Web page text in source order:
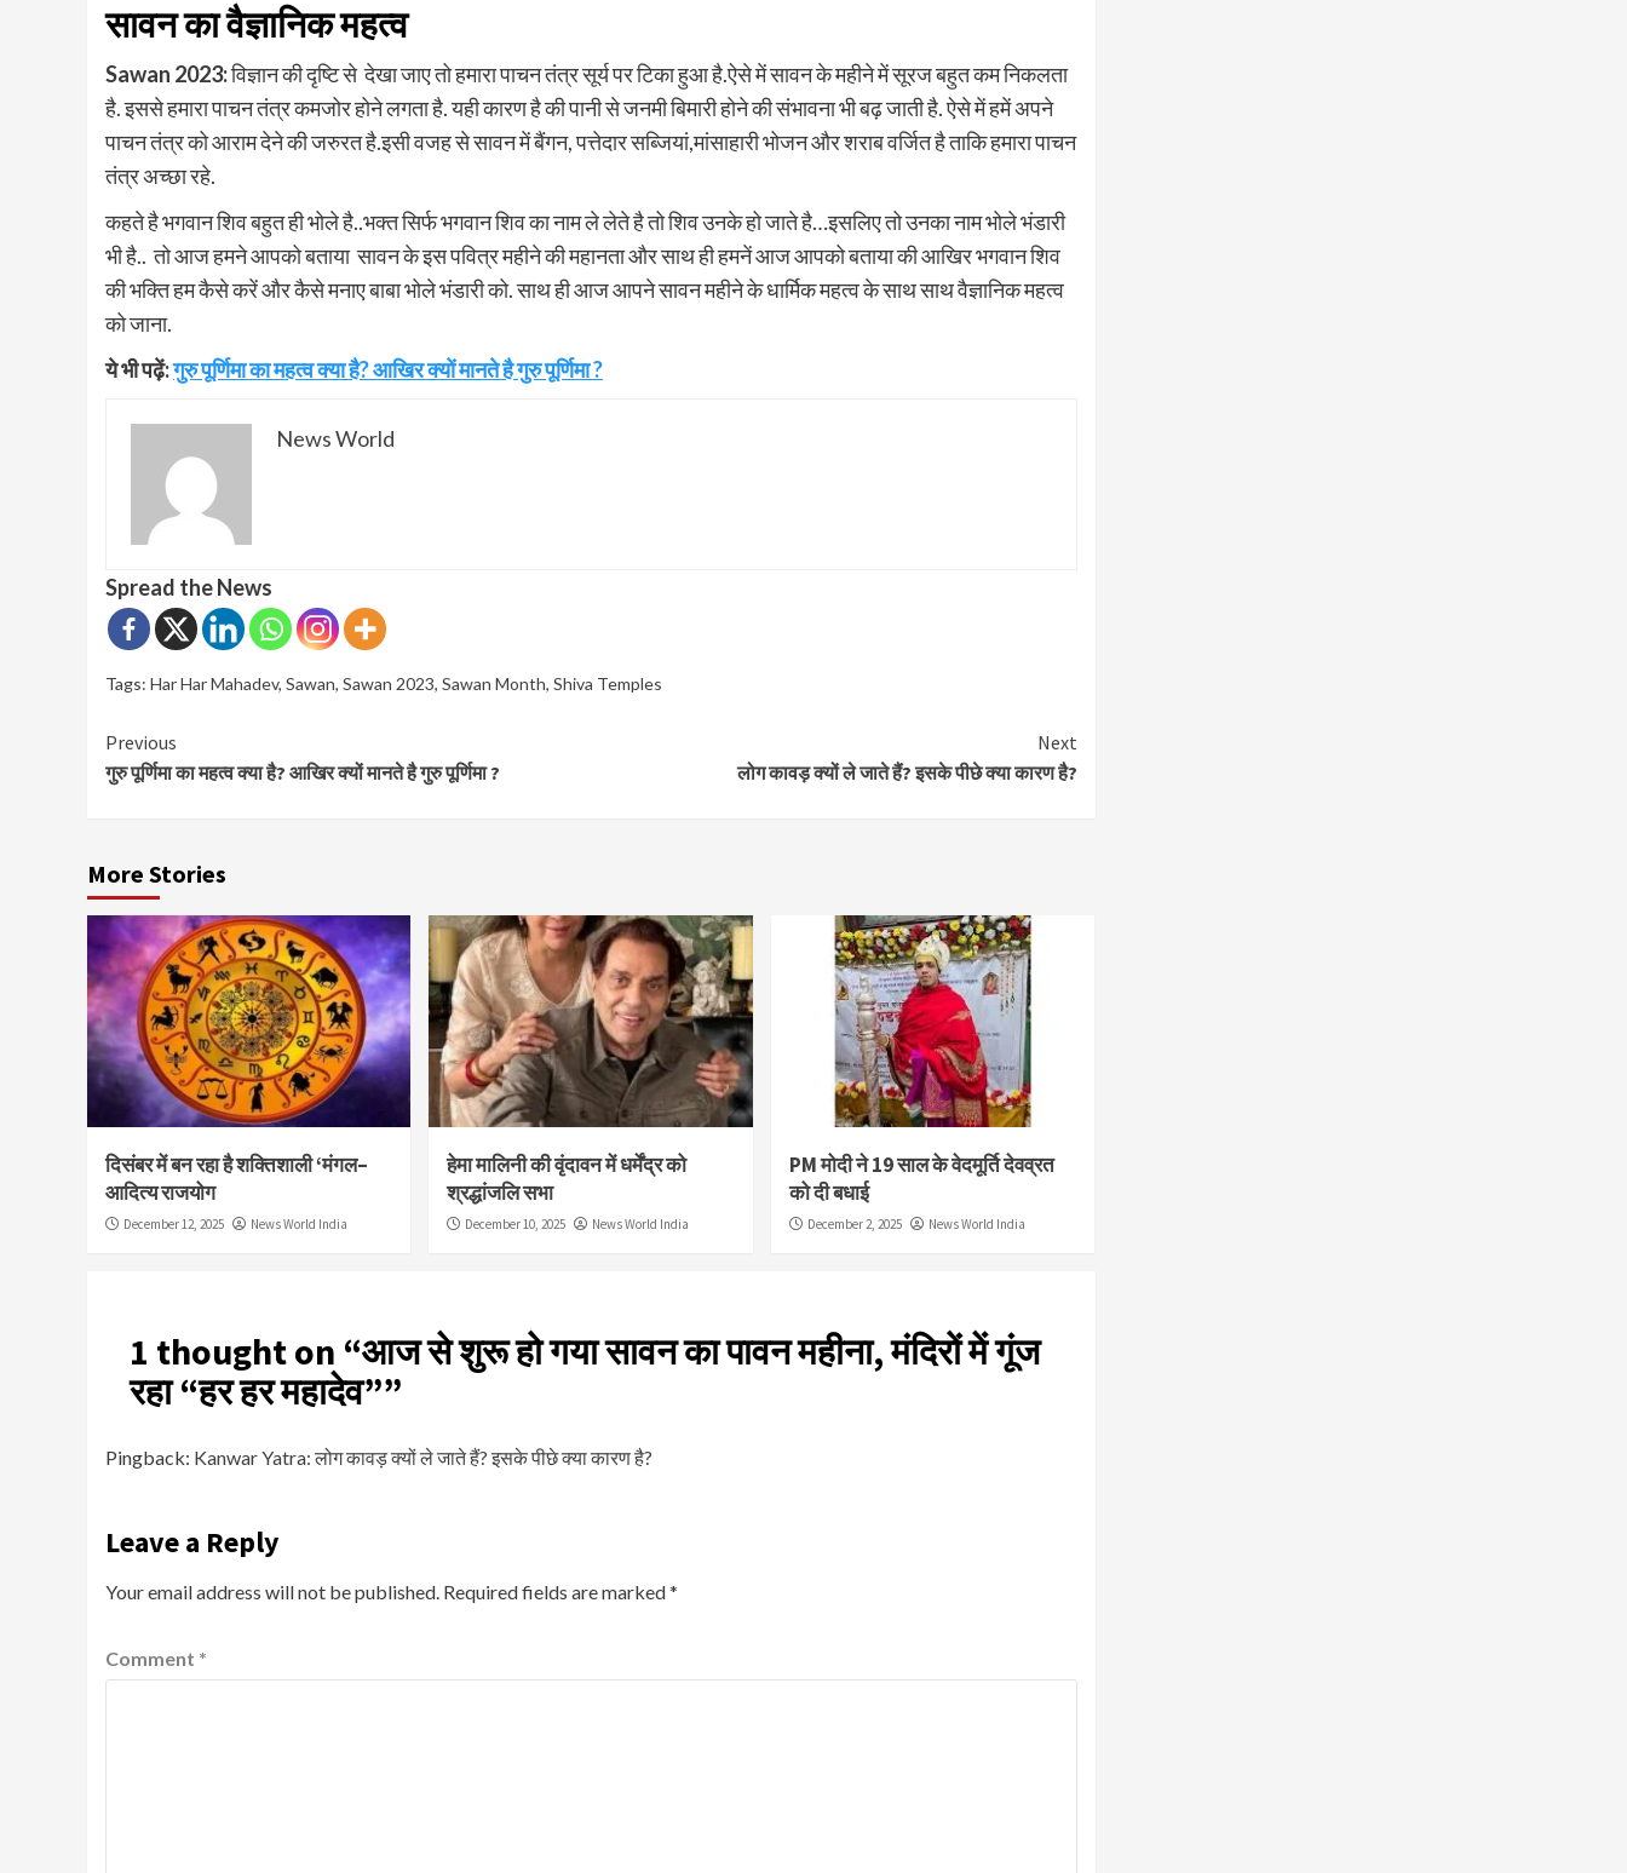
सावन का वैज्ञानिक महत्व
Sawan 2023:विज्ञान की दृष्टि से देखा जाए तो हमारा पाचन तंत्र सूर्य पर टिका हुआ है.ऐसे में सावन के महीने में सूरज बहुत कम निकलता
है. इससे हमारा पाचन तंत्र कमजोर होने लगता है. यही कारण है की पानी से जनमी बिमारी होने की संभावना भी बढ़ जाती है. ऐसे में हमें अपने
पाचन तंत्र को आराम देने की जरुरत है.इसी वजह से सावन में बैंगन, पत्तेदार सब्जियां,मांसाहारी भोजन और शराब वर्जित है ताकि हमारा पाचन
तंत्र अच्छा रहे.
कहते है भगवान शिव बहुत ही भोले है..भक्त सिर्फ भगवान शिव का नाम ले लेते है तो शिव उनके हो जाते है…इसलिए तो उनका नाम भोले भंडारी
भी है.. तो आज हमने आपको बताया सावन के इस पवित्र महीने की महानता और साथ ही हमनें आज आपको बताया की आखिर भगवान शिव
की भक्ति हम कैसे करें और कैसे मनाए बाबा भोले भंडारी को. साथ ही आज आपने सावन महीने के धार्मिक महत्व के साथ साथ वैज्ञानिक महत्व
को जाना.
ये भी पढ़ें:गुरु पूर्णिमा का महत्व क्या है? आखिर क्यों मानते है गुरु पूर्णिमा ?
News World
Spread the News
Tags: Har Har Mahadev, Sawan, Sawan 2023, Sawan Month, Shiva Temples
Continue
Reading
Previous
गुरु पूर्णिमा का महत्व क्या है? आखिर क्यों मानते है गुरु पूर्णिमा ?
Next
लोग कावड़ क्यों ले जाते हैं? इसके पीछे क्या कारण है?
More Stories
दिसंबर में बन रहा है शक्तिशाली ‘मंगल–
आदित्य राजयोग
December 12, 2025 News World India
हेमा मालिनी की वृंदावन में धर्मेंद्र को
श्रद्धांजलि सभा
December 10, 2025 News World India
PM मोदी ने 19 साल के वेदमूर्ति देवव्रत
को दी बधाई
December 2, 2025 News World India
1 thought on “आज से शुरू हो गया सावन का पावन महीना, मंदिरों में गूंज
रहा “हर हर महादेव””
Pingback: Kanwar Yatra: लोग कावड़ क्यों ले जाते हैं? इसके पीछे क्या कारण है?
Leave a Reply
Your email address will not be published. Required fields are marked*
Comment *